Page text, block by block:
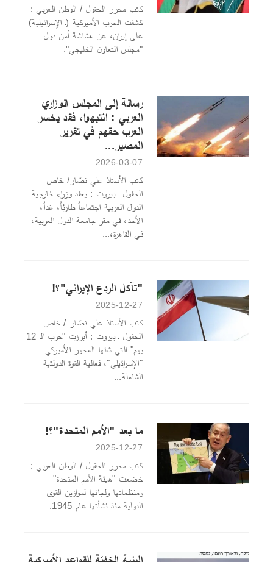
كتب محرر الحقول / الوطن العربي :
كشفت الحرب الأميركية (ـ الإسرائيلية)
على إيران، عن هشاشة أمن دول
"مجلس التعاون الخليجي".
رسالة إلى المجلس الوزاري
العربي : انتبهوا، فقد يخسر
العرب حقهم في تقرير
المصير...
2026-03-07
كتب الأستاذ علي نصّار/ خاص
الحقول ـ بيروت : يعقد وزراء خارجية
الدول العربية اجتماعاً طارئاً، غداً،
الأحد، في مقر جامعة الدول العربية،
في القاهرة،...
"تآكل الردع الإيراني"؟!
2025-12-27
كتب الأستاذ علي نصّار / خاص
الحقول ـ بيروت : أبرزت "حرب الـ 12
يوم" التي شنها المحور الأميركي ـ
"الإسرائيلي"، فعالية القوة الدولتية
الشاملة...
ما بعد "الأمم المتحدة"؟!
2025-12-27
كتب محرر الحقول / الوطن العربي :
خضعت "هيئة الأمم المتحدة"
ومنظماتها ولجانها لموازين القوى
الدولية منذ نشأتها عام 1945.